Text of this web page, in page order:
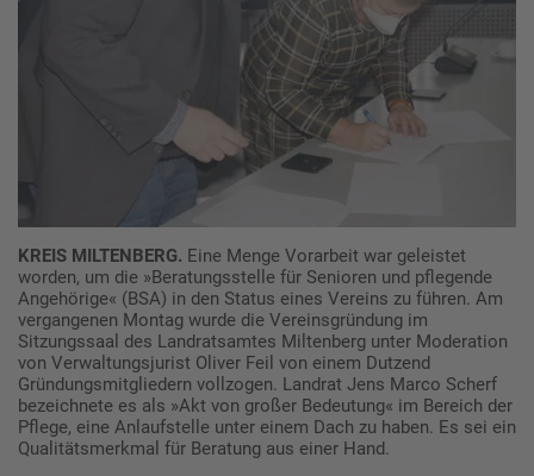
KREIS MILTENBERG. Eine Menge Vorarbeit war geleistet
worden, um die »Beratungsstelle für Senioren und pflegende
Angehörige« (BSA) in den Status eines Vereins zu führen. Am
vergangenen Montag wurde die Vereinsgründung im
Sitzungssaal des Landratsamtes Miltenberg unter Moderation
von Verwaltungsjurist Oliver Feil von einem Dutzend
Gründungsmitgliedern vollzogen. Landrat Jens Marco Scherf
bezeichnete es als »Akt von großer Bedeutung« im Bereich der
Pflege, eine Anlaufstelle unter einem Dach zu haben. Es sei ein
Qualitätsmerkmal für Beratung aus einer Hand.